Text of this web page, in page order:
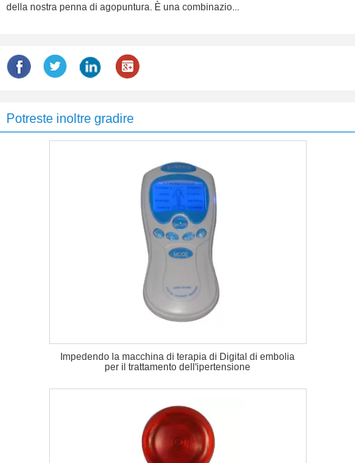
della nostra penna di agopuntura. È una combinazio...
Potreste inoltre gradire
Impedendo la macchina di terapia di Digital di embolia
per il trattamento dell'ipertensione